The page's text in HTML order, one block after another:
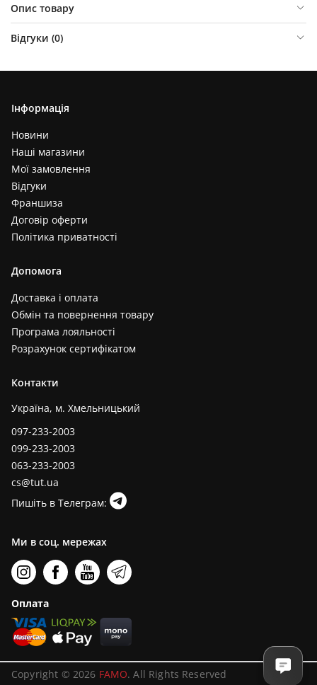
Опис товару
Відгуки (0)
Інформація
Новини
Наші магазини
Мої замовлення
Відгуки
Франшиза
Договір оферти
Політика приватності
Допомога
Доставка і оплата
Обмін та повернення товару
Програма лояльності
Розрахунок сертифікатом
Контакти
Україна, м. Хмельницький
097-233-2003
099-233-2003
063-233-2003
cs@tut.ua
Пишіть в Телеграм:
Ми в соц. мережах
Оплата
Copyright © 2026 FAMO. All Rights Reserved